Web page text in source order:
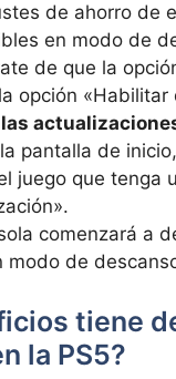
de ahorro de
en modo de
de que la
opción
pantalla de
juego que tenga
comenzará a
modo de
tiene
la PS5?